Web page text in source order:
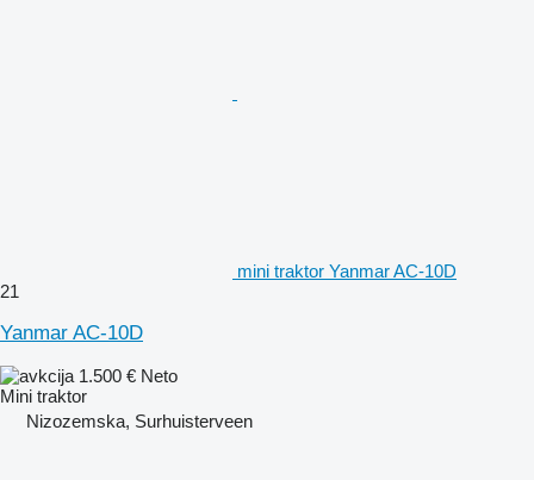
mini traktor Yanmar AC-10D
21
Yanmar AC-10D
1.500 € Neto
Mini traktor
Nizozemska, Surhuisterveen